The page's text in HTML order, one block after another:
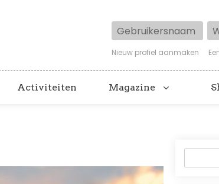
Gebruikersnaam
Nieuw profiel aanmaken
Activiteiten Magazine